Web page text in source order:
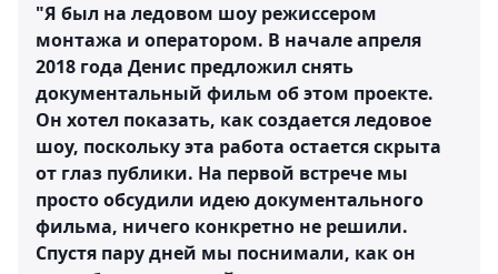
"Я был на ледовом шоу режиссером
монтажа и оператором. В начале апреля
2018 года Денис предложил снять
документальный фильм об этом проекте.
Он хотел показать, как создается ледовое
шоу, поскольку эта работа остается скрыта
от глаз публики. На первой встрече мы
просто обсудили идею документального
фильма, ничего конкретно не решили.
Спустя пару дней мы поснимали, как он